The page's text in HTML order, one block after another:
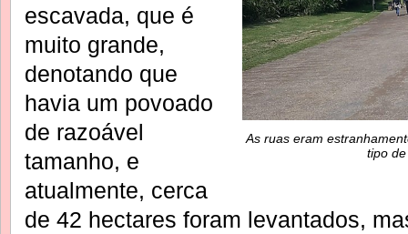
As ruas eram
tipo
escavada, que é
muito grande,
denotando que
havia um povoado
de razoável
tamanho, e
atualmente, cerca
de 42 hectares foram levantados,